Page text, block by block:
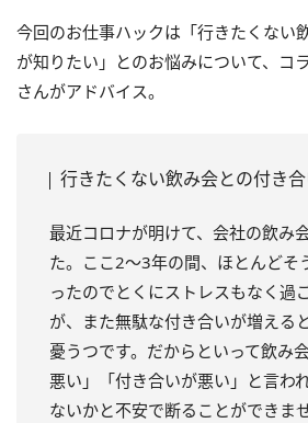
今回のお仕事ハックは「行きたくない
が知りたい」とのお悩みについて、コ
さんがアドバイス。
行きたくない飲み会との付き
最近コロナが明けて、会社の飲み
た。ここ2～3年の間、ほとんどそ
ったのでとくにストレスもなく過
が、また無駄な付き合いが増える
憂うつです。だからといって飲み
悪い」「付き合いが悪い」と言わ
ないかと不安で断ることができま